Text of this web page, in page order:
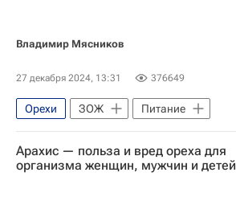
Владимир Мясников
27 декабря 2024, 13:31 376649
Орехи ЗОЖ
Питание
Здоровье
Витамины
Арахис — польза и вред ореха для
организма женщин, мужчин и детей